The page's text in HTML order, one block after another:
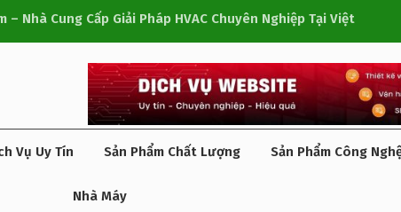
– Nhà Cung Cấp Giải Pháp HVAC Chuyên Nghiệp Tại Việt
Vụ Uy Tín Sản Phẩm Chất Lượng Sản Phẩm Công
Nhà Máy